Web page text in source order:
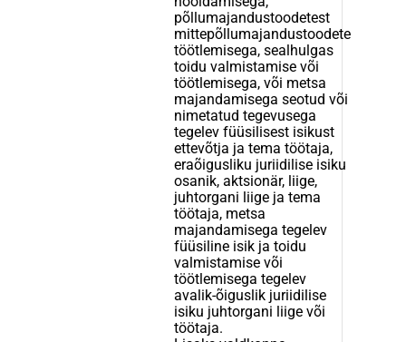
põllumajandustoodetest
mittepõllumajandustoodete
töötlemisega, sealhulgas
toidu valmistamise või
töötlemisega, või metsa
majandamisega seotud või
nimetatud tegevusega
tegelev füüsilisest isikust
ettevõtja ja tema töötaja,
eraõigusliku juriidilise isiku
osanik, aktsionär, liige,
juhtorgani liige ja tema
töötaja, metsa
majandamisega tegelev
füüsiline isik ja toidu
valmistamise või
töötlemisega tegelev
avalik-õiguslik juriidilise
isiku juhtorgani liige või
töötaja.